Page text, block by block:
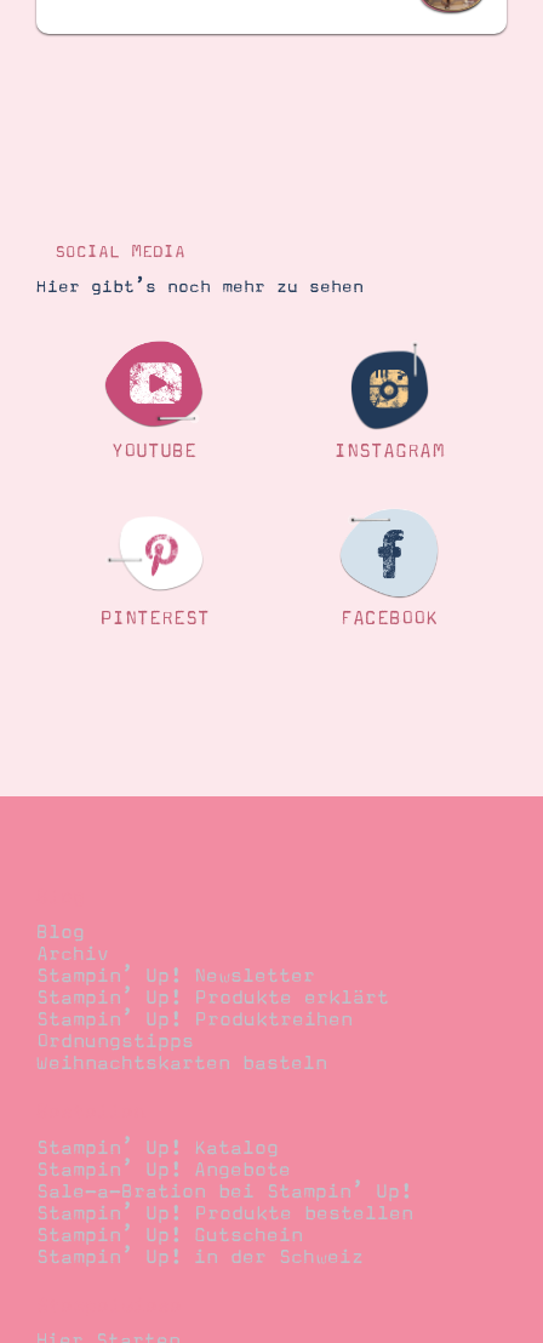
SOCIAL MEDIA
Hier gibt’s noch mehr zu sehen
YOUTUBE INSTAGRAM
PINTEREST FACEBOOK
Blog
Archiv
Stampin’ Up! Newsletter
Stampin’ Up! Produkte erklärt
Stampin’ Up! Produktreihen
Ordnungstipps
Weihnachtskarten basteln
Stampin’ Up! Katalog
Stampin’ Up! Angebote
Sale-a-Bration bei Stampin’ Up!
Stampin’ Up! Produkte bestellen
Stampin’ Up! Gutschein
Stampin’ Up! in der Schweiz